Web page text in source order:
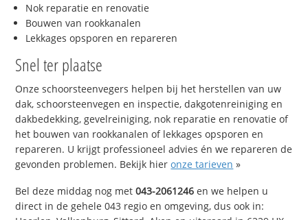
Nok reparatie en renovatie
Bouwen van rookkanalen
Lekkages opsporen en repareren
Snel ter plaatse
Onze schoorsteenvegers helpen bij het herstellen van uw
dak, schoorsteenvegen en inspectie, dakgotenreiniging en
dakbedekking, gevelreiniging, nok reparatie en renovatie of
het bouwen van rookkanalen of lekkages opsporen en
repareren. U krijgt professioneel advies én we repareren de
gevonden problemen. Bekijk hieronze tarieven »
Bel deze middag nog met043-2061246 en we helpen u
direct in de gehele 043 regio en omgeving, dus ook in: